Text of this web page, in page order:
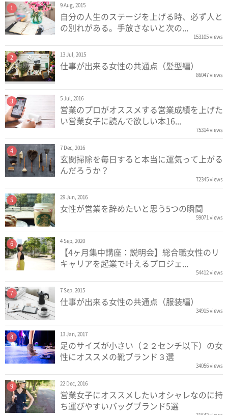
9 Aug, 2015
自分の人生のステージを上げる時、必ず人と
の別れがある。手放さないと次の...
153105 views
1
13 Jul, 2015
仕事が出来る女性の共通点（髪型編）
86047 views
2
5 Jul, 2016
営業のプロがオススメする営業成績を上げた
い営業女子に読んで欲しい本16...
75314 views
3
7 Dec, 2016
玄関掃除を毎日すると本当に運気って上がる
んだろうか？
72345 views
4
29 Jun, 2016
女性が営業を辞めたいと思う5つの瞬間
59071 views
5
4 Sep, 2020
【4ヶ月集中講座：説明会】総合職女性のリ
キャリアを起業で叶えるプロジェ...
54412 views
6
7 Sep, 2015
仕事が出来る女性の共通点（服装編）
34915 views
7
13 Jan, 2017
足のサイズが小さい（２２センチ以下）の女
性にオススメの靴ブランド３選
34056 views
8
22 Dec, 2016
営業女子にオススメしたいオシャレなのに持
ち運びやすいバッグブランド5選
9